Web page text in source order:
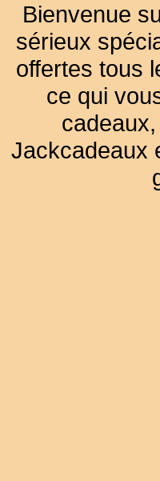
Bienvenue
sérieux
offertes tous
ce qui
Jackcadeaux